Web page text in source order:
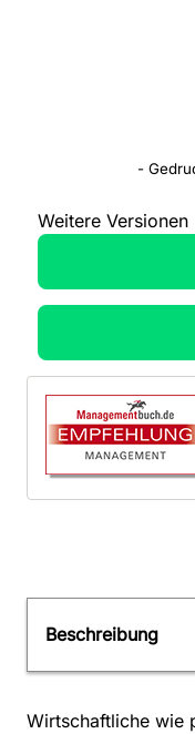
-
Weitere Versionen
Beschreibung
Wirtschaftliche wie